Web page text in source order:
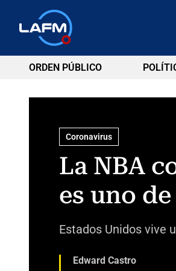
ORDEN PÚBLICO
Coronavirus
La NBA
es uno
Estados Unidos vive
Edward Castro